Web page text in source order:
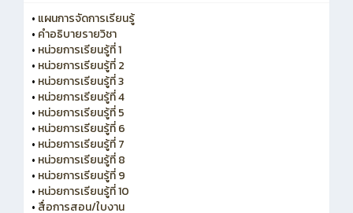
• แผนการจัดการเรียนรู้
• คำอธิบายรายวิชา
• หน่วยการเรียนรู้ที่ 1
• หน่วยการเรียนรู้ที่ 2
• หน่วยการเรียนรู้ที่ 3
• หน่วยการเรียนรู้ที่ 4
• หน่วยการเรียนรู้ที่ 5
• หน่วยการเรียนรู้ที่ 6
• หน่วยการเรียนรู้ที่ 7
• หน่วยการเรียนรู้ที่ 8
• หน่วยการเรียนรู้ที่ 9
• หน่วยการเรียนรู้ที่ 10
• สื่อการสอน/ใบงาน